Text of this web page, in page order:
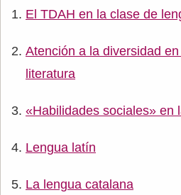
El TDAH en la clase de
Atención a la diversidad
literatura
«Habilidades sociales» en
Lengua latín
La lengua catalana